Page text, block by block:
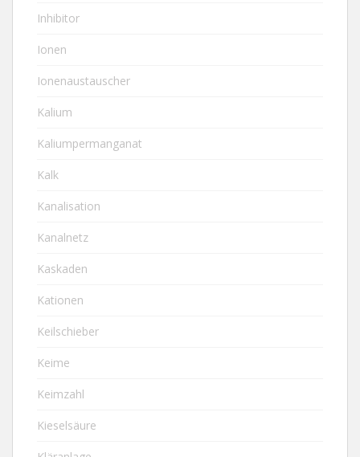
Inhibitor
Ionen
Ionenaustauscher
Kalium
Kaliumpermanganat
Kalk
Kanalisation
Kanalnetz
Kaskaden
Kationen
Keilschieber
Keime
Keimzahl
Kieselsäure